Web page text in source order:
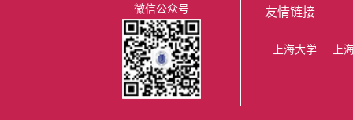
微信公众号 友情链接
上海大学 上